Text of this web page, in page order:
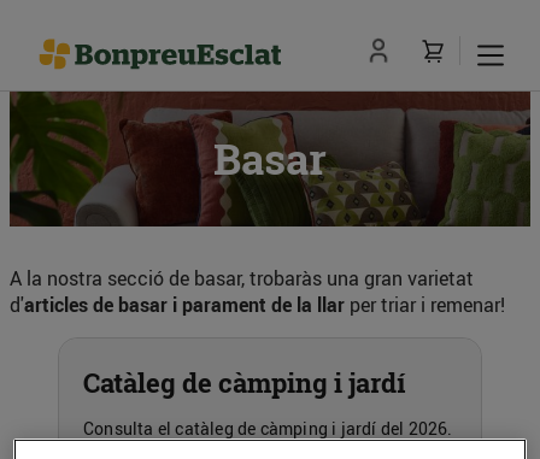
Basar
A la nostra secció de basar, trobaràs una gran varietat
d'articles de basar i parament de la llar per triar i remenar!
Catàleg de càmping i jardí
Consulta el catàleg de càmping i jardí del 2026.